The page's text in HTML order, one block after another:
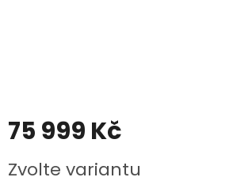
75 999 Kč
cena:
Zvolte variantu